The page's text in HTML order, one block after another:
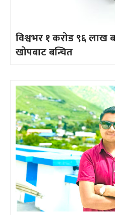
विश्वभर १ करोड ९६ लाख
खोपबाट बन्चित